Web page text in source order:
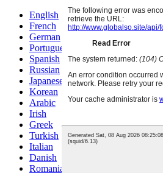
English
French
German
Portuguese
Spanish
Russian
Japanese
Korean
Arabic
Irish
Greek
Turkish
Italian
Danish
Romanian